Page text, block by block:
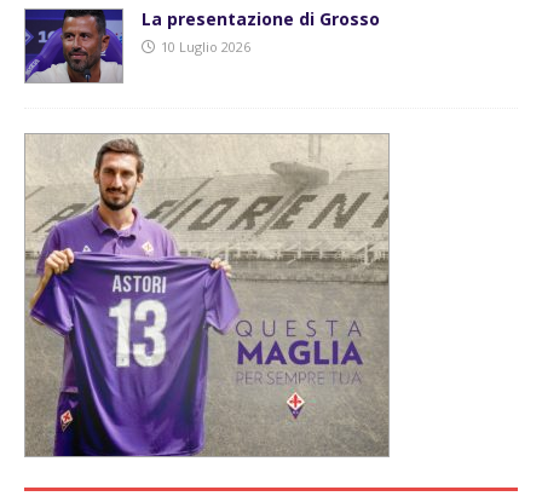
La presentazione di Grosso
10 Luglio 2026